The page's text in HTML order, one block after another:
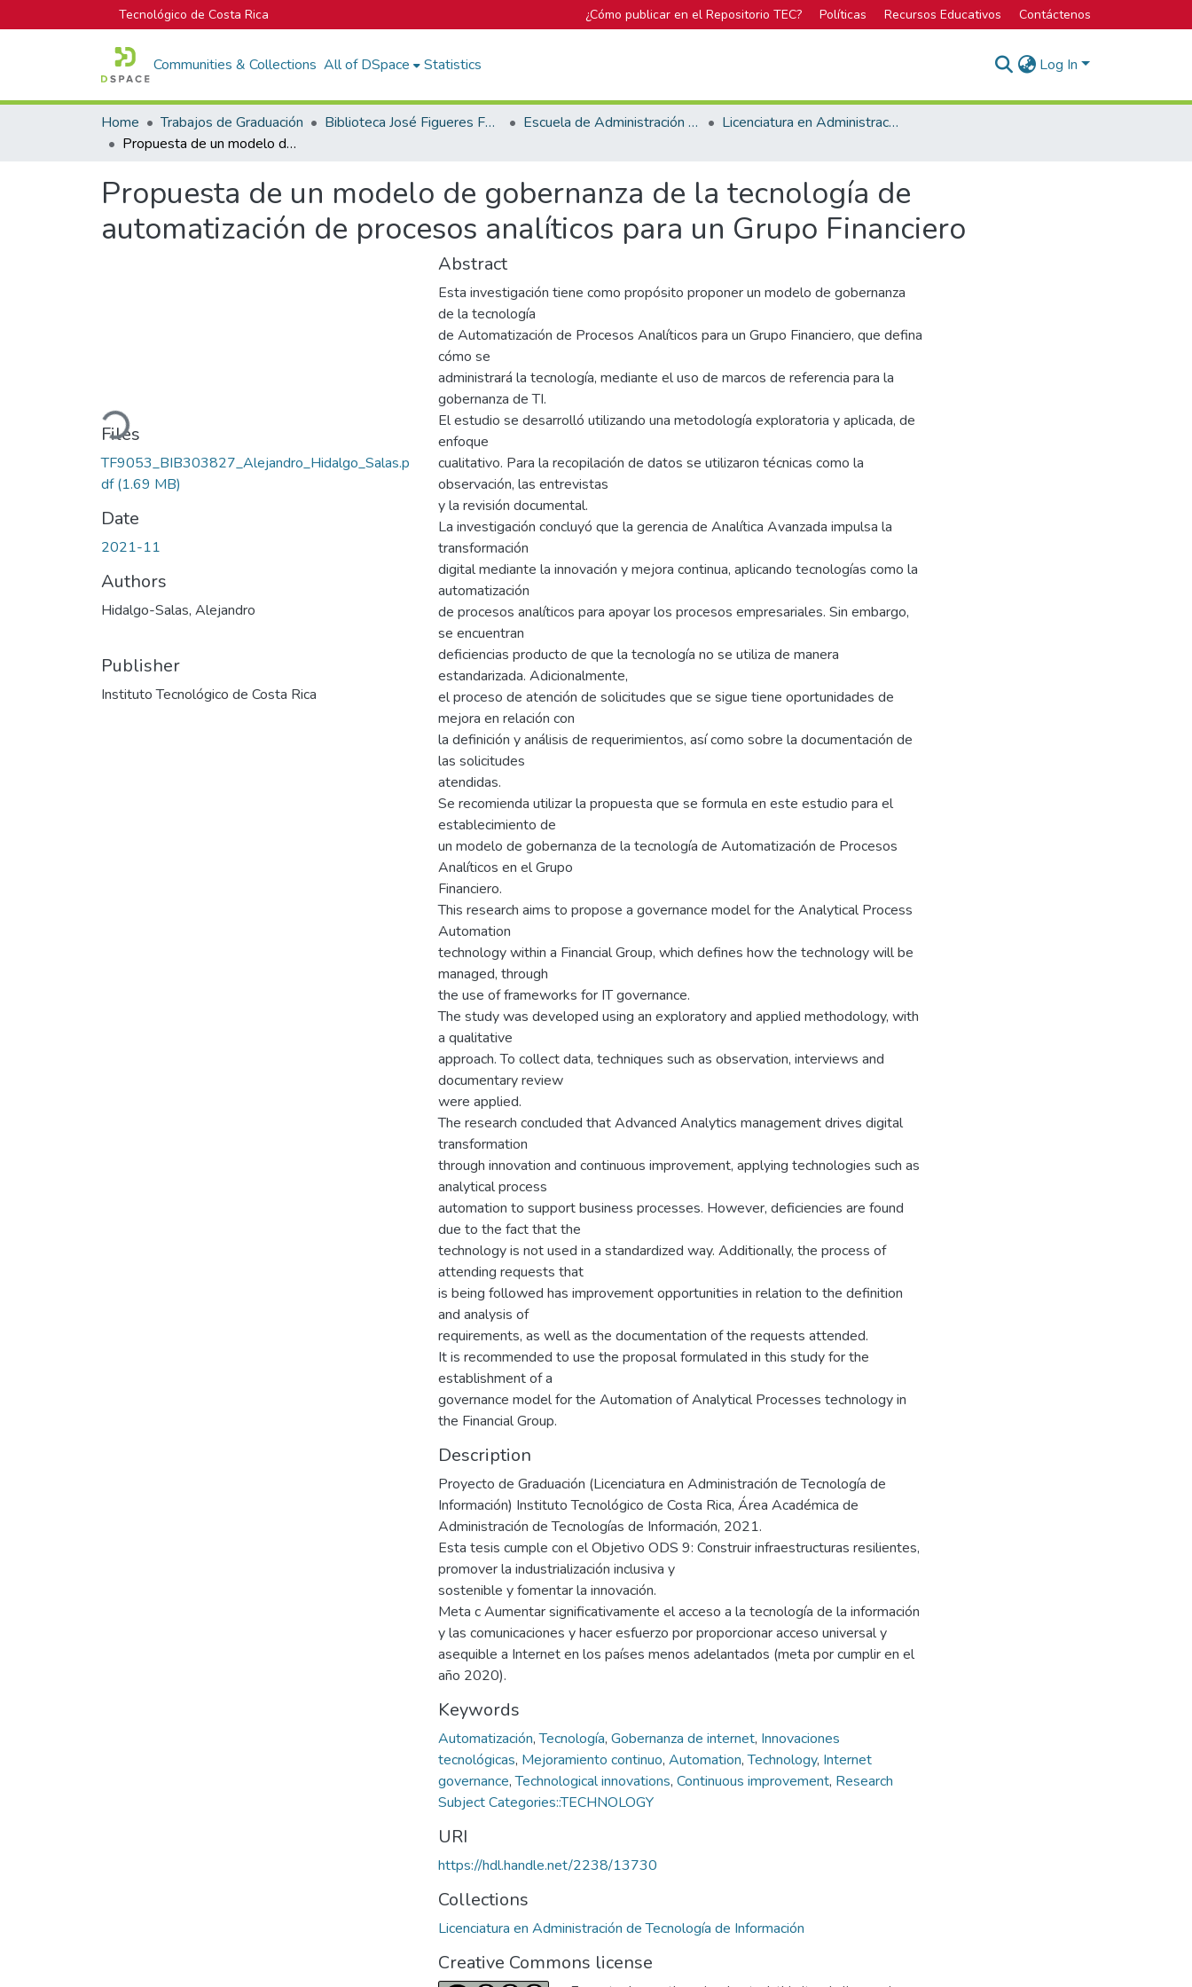
Tecnológico de Costa Rica ¿Cómo publicar en el Repositorio TEC? Políticas Recursos Educativos Contáctenos
Communities & Collections All of DSpace Statistics Log In
Home Trabajos de Graduación Biblioteca José Figueres Ferrer Escuela de Administración de Tecnologías de Información (antes era Área Académica de Administración de Tecnologías de Información)
Licenciatura en Administración de Tecnología de Información
Propuesta de un modelo de gobernanza de la tecnología de automatización de procesos analíticos para un Grupo Financiero
Propuesta de un modelo de gobernanza de la tecnología de
automatización de procesos analíticos para un Grupo Financiero
Loading...
Files
TF9053_BIB303827_Alejandro_Hidalgo_Salas.p
df(1.69 MB)
Date
2021-11
Authors
Hidalgo-Salas, Alejandro
Publisher
Instituto Tecnológico de Costa Rica
Abstract
Esta investigación tiene como propósito proponer un modelo de gobernanza
de la tecnología
de Automatización de Procesos Analíticos para un Grupo Financiero, que defina
cómo se
administrará la tecnología, mediante el uso de marcos de referencia para la
gobernanza de TI.
El estudio se desarrolló utilizando una metodología exploratoria y aplicada, de
enfoque
cualitativo. Para la recopilación de datos se utilizaron técnicas como la
observación, las entrevistas
y la revisión documental.
La investigación concluyó que la gerencia de Analítica Avanzada impulsa la
transformación
digital mediante la innovación y mejora continua, aplicando tecnologías como la
automatización
de procesos analíticos para apoyar los procesos empresariales. Sin embargo,
se encuentran
deficiencias producto de que la tecnología no se utiliza de manera
estandarizada. Adicionalmente,
el proceso de atención de solicitudes que se sigue tiene oportunidades de
mejora en relación con
la definición y análisis de requerimientos, así como sobre la documentación de
las solicitudes
atendidas.
Se recomienda utilizar la propuesta que se formula en este estudio para el
establecimiento de
un modelo de gobernanza de la tecnología de Automatización de Procesos
Analíticos en el Grupo
Financiero.
This research aims to propose a governance model for the Analytical Process
Automation
technology within a Financial Group, which defines how the technology will be
managed, through
the use of frameworks for IT governance.
The study was developed using an exploratory and applied methodology, with
a qualitative
approach. To collect data, techniques such as observation, interviews and
documentary review
were applied.
The research concluded that Advanced Analytics management drives digital
transformation
through innovation and continuous improvement, applying technologies such as
analytical process
automation to support business processes. However, deficiencies are found
due to the fact that the
technology is not used in a standardized way. Additionally, the process of
attending requests that
is being followed has improvement opportunities in relation to the definition
and analysis of
requirements, as well as the documentation of the requests attended.
It is recommended to use the proposal formulated in this study for the
establishment of a
governance model for the Automation of Analytical Processes technology in
the Financial Group.
Description
Proyecto de Graduación (Licenciatura en Administración de Tecnología de
Información) Instituto Tecnológico de Costa Rica, Área Académica de
Administración de Tecnologías de Información, 2021.
Esta tesis cumple con el Objetivo ODS 9: Construir infraestructuras resilientes,
promover la industrialización inclusiva y
sostenible y fomentar la innovación.
Meta c Aumentar significativamente el acceso a la tecnología de la información
y las comunicaciones y hacer esfuerzo por proporcionar acceso universal y
asequible a Internet en los países menos adelantados (meta por cumplir en el
año 2020).
Keywords
Automatización,Tecnología, Gobernanza de internet, Innovaciones
tecnológicas, Mejoramiento continuo, Automation,Technology, Internet
governance,Technological innovations, Continuous improvement, Research
Subject Categories::TECHNOLOGY
URI
https://hdl.handle.net/2238/13730
Collections
Licenciatura en Administración de Tecnología de Información
Creative Commons license